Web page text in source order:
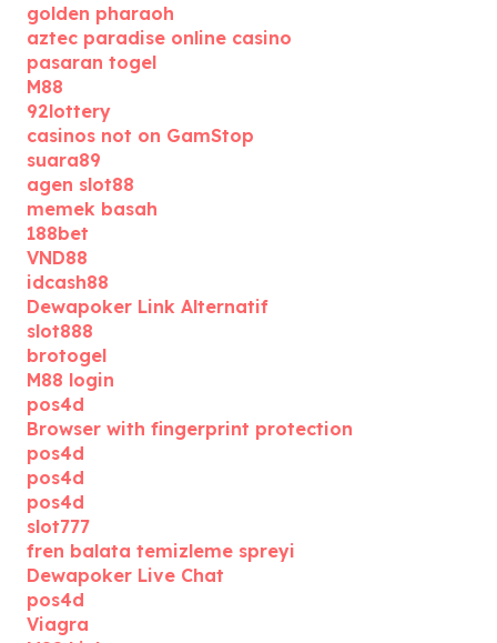
golden pharaoh
aztec paradise online casino
pasaran togel
M88
92lottery
casinos not on GamStop
suara89
agen slot88
memek basah
188bet
VND88
idcash88
Dewapoker Link Alternatif
slot888
brotogel
M88 login
pos4d
Browser with fingerprint protection
pos4d
pos4d
pos4d
slot777
fren balata temizleme spreyi
Dewapoker Live Chat
pos4d
Viagra